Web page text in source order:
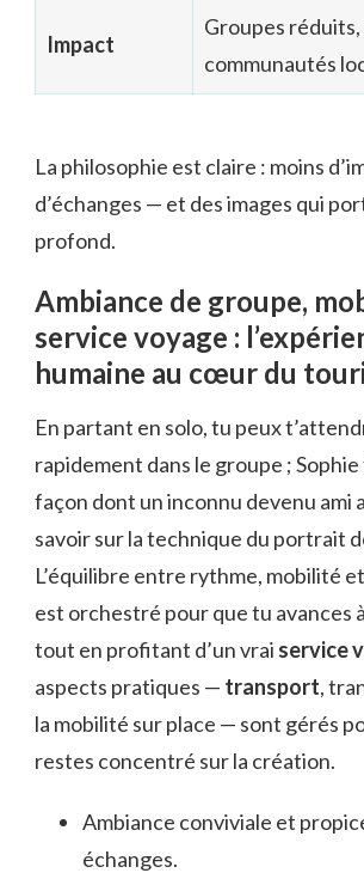
Impact
Groupes
communautés
La philosophie est claire : moins
d’échanges — et des images qui
profond.
Ambiance de groupe,
service voyage :
humaine au cœur du
En partant en solo, tu peux
rapidement dans le groupe ;
façon dont un inconnu devenu ami
savoir sur la technique du portrait
L’équilibre entre rythme, mobilité
est orchestré pour que tu avances
tout en profitant d’un vrai service
aspects pratiques — transport,
la mobilité sur place — sont gérés
restes concentré sur la création.
Ambiance conviviale et
échanges.